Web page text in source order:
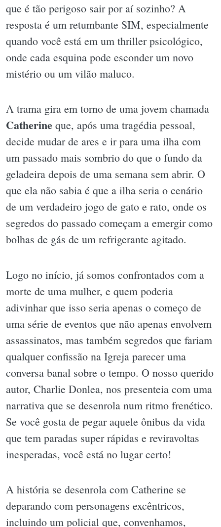
que é tão perigoso sair por aí sozinho? A
resposta é um retumbante SIM, especialmente
quando você está em um thriller psicológico,
onde cada esquina pode esconder um novo
mistério ou um vilão maluco.
A trama gira em torno de uma jovem chamada
Catherine que, após uma tragédia pessoal,
decide mudar de ares e ir para uma ilha com
um passado mais sombrio do que o fundo da
geladeira depois de uma semana sem abrir. O
que ela não sabia é que a ilha seria o cenário
de um verdadeiro jogo de gato e rato, onde os
segredos do passado começam a emergir como
bolhas de gás de um refrigerante agitado.
Logo no início, já somos confrontados com a
morte de uma mulher, e quem poderia
adivinhar que isso seria apenas o começo de
uma série de eventos que não apenas envolvem
assassinatos, mas também segredos que fariam
qualquer confissão na Igreja parecer uma
conversa banal sobre o tempo. O nosso querido
autor, Charlie Donlea, nos presenteia com uma
narrativa que se desenrola num ritmo frenético.
Se você gosta de pegar aquele ônibus da vida
que tem paradas super rápidas e reviravoltas
inesperadas, você está no lugar certo!
A história se desenrola com Catherine se
deparando com personagens excêntricos,
incluindo um policial que, convenhamos,